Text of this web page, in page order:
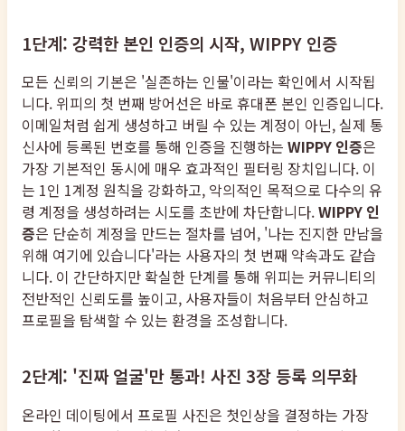
1단계: 강력한 본인 인증의 시작, WIPPY 인증
모든 신뢰의 기본은 '실존하는 인물'이라는 확인에서 시작됩
니다. 위피의 첫 번째 방어선은 바로 휴대폰 본인 인증입니다.
이메일처럼 쉽게 생성하고 버릴 수 있는 계정이 아닌, 실제 통
신사에 등록된 번호를 통해 인증을 진행하는 WIPPY 인증은
가장 기본적인 동시에 매우 효과적인 필터링 장치입니다. 이
는 1인 1계정 원칙을 강화하고, 악의적인 목적으로 다수의 유
령 계정을 생성하려는 시도를 초반에 차단합니다.WIPPY 인
증은 단순히 계정을 만드는 절차를 넘어, '나는 진지한 만남을
위해 여기에 있습니다'라는 사용자의 첫 번째 약속과도 같습
니다. 이 간단하지만 확실한 단계를 통해 위피는 커뮤니티의
전반적인 신뢰도를 높이고, 사용자들이 처음부터 안심하고
프로필을 탐색할 수 있는 환경을 조성합니다.
2단계: '진짜 얼굴'만 통과! 사진 3장 등록 의무화
온라인 데이팅에서 프로필 사진은 첫인상을 결정하는 가장